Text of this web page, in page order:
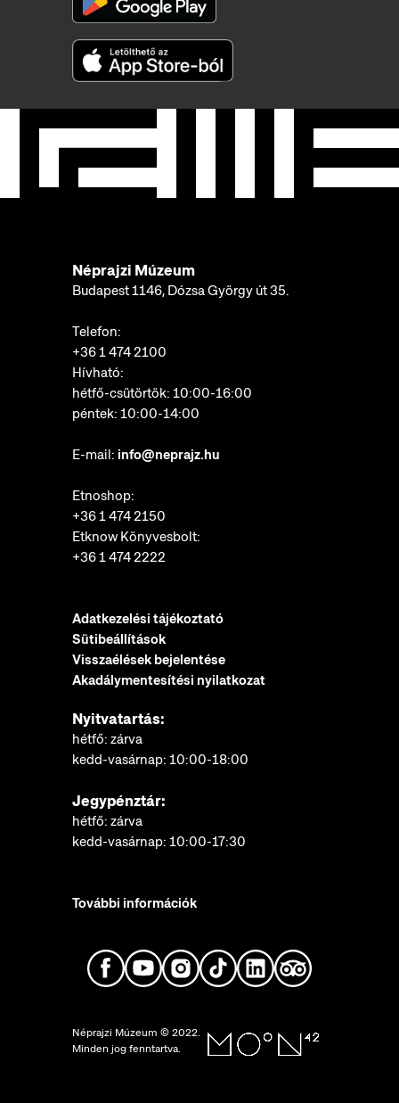
Néprajzi Múzeum
Budapest 1146, Dózsa György út 35.
Telefon:
+36 1 474 2100
Hívható:
hétfő-csütörtök: 10:00-16:00
péntek: 10:00-14:00
E-mail: info@neprajz.hu
Etnoshop:
+36 1 474 2150
Etknow Könyvesbolt:
+36 1 474 2222
Adatkezelési tájékoztató
Sütibeállítások
Visszaélések bejelentése
Akadálymentesítési nyilatkozat
Nyitvatartás:
hétfő: zárva
kedd-vasárnap: 10:00-18:00
Jegypénztár:
hétfő: zárva
kedd-vasárnap: 10:00-17:30
További információk
Néprajzi Múzeum © 2022.
Minden jog fenntartva.